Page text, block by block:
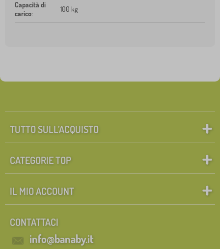
Capacità di
carico:
100 kg
TUTTO SULL’ACQUISTO
CATEGORIE TOP
IL MIO ACCOUNT
CONTATTACI
info@banaby.it